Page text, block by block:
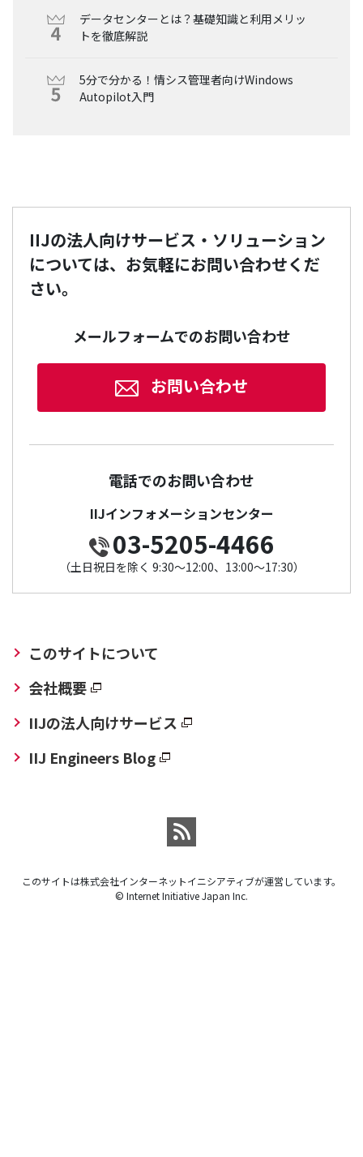
データセンターとは？基礎知識と利用メリッ
トを徹底解説
5分で分かる！情シス管理者向けWindows
Autopilot入門
IIJの法人向けサービス・ソリューション
については、お気軽にお問い合わせくだ
さい。
メールフォームでのお問い合わせ
お問い合わせ
電話でのお問い合わせ
IIJインフォメーションセンター
03-5205-4466
（土日祝日を除く 9:30～12:00、13:00～17:30）
このサイトについて
会社概要
IIJの法人向けサービス
IIJ Engineers Blog
このサイトは株式会社インターネットイニシアティブが運営しています。
© Internet Initiative Japan Inc.